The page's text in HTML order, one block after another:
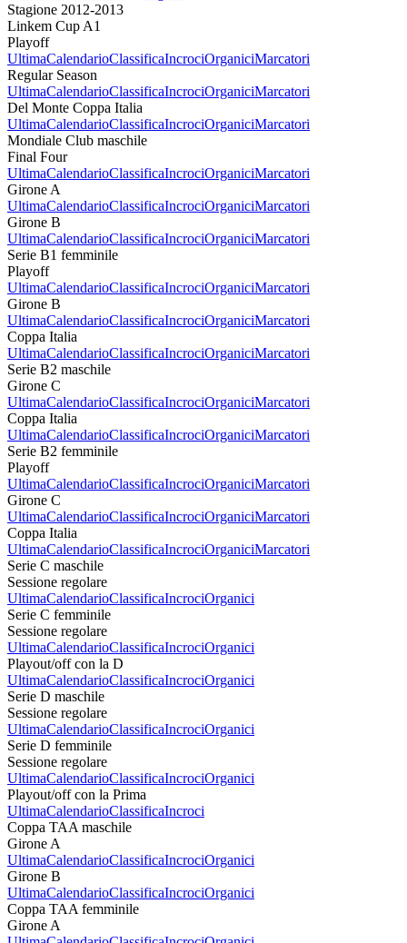
Stagione 2012-2013
Linkem Cup A1
Playoff
UltimaCalendarioClassificaIncrociOrganiciMarcatori
Regular Season
UltimaCalendarioClassificaIncrociOrganiciMarcatori
Del Monte Coppa Italia
UltimaCalendarioClassificaIncrociOrganiciMarcatori
Mondiale Club maschile
Final Four
UltimaCalendarioClassificaIncrociOrganiciMarcatori
Girone A
UltimaCalendarioClassificaIncrociOrganiciMarcatori
Girone B
UltimaCalendarioClassificaIncrociOrganiciMarcatori
Serie B1 femminile
Playoff
UltimaCalendarioClassificaIncrociOrganiciMarcatori
Girone B
UltimaCalendarioClassificaIncrociOrganiciMarcatori
Coppa Italia
UltimaCalendarioClassificaIncrociOrganiciMarcatori
Serie B2 maschile
Girone C
UltimaCalendarioClassificaIncrociOrganiciMarcatori
Coppa Italia
UltimaCalendarioClassificaIncrociOrganiciMarcatori
Serie B2 femminile
Playoff
UltimaCalendarioClassificaIncrociOrganiciMarcatori
Girone C
UltimaCalendarioClassificaIncrociOrganiciMarcatori
Coppa Italia
UltimaCalendarioClassificaIncrociOrganiciMarcatori
Serie C maschile
Sessione regolare
UltimaCalendarioClassificaIncrociOrganici
Serie C femminile
Sessione regolare
UltimaCalendarioClassificaIncrociOrganici
Playout/off con la D
UltimaCalendarioClassificaIncrociOrganici
Serie D maschile
Sessione regolare
UltimaCalendarioClassificaIncrociOrganici
Serie D femminile
Sessione regolare
UltimaCalendarioClassificaIncrociOrganici
Playout/off con la Prima
UltimaCalendarioClassificaIncroci
Coppa TAA maschile
Girone A
UltimaCalendarioClassificaIncrociOrganici
Girone B
UltimaCalendarioClassificaIncrociOrganici
Coppa TAA femminile
Girone A